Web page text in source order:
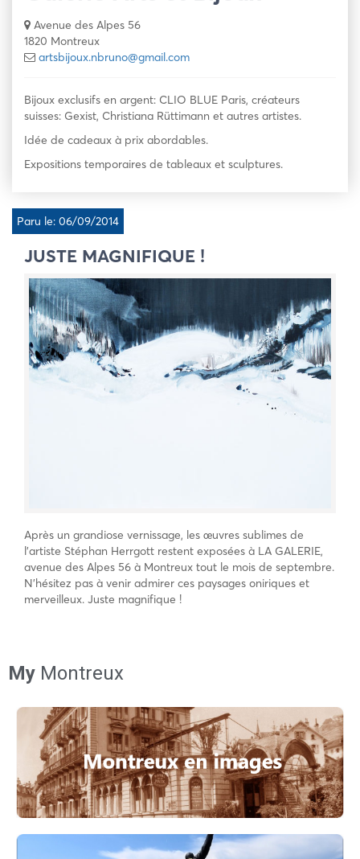
Avenue des Alpes 56
1820 Montreux
artsbijoux.nbruno@gmail.com
Bijoux exclusifs en argent: CLIO BLUE Paris, créateurs
suisses: Gexist, Christiana Rüttimann et autres artistes.
Idée de cadeaux à prix abordables.
Expositions temporaires de tableaux et sculptures.
Paru le: 06/09/2014
JUSTE MAGNIFIQUE !
Après un grandiose vernissage, les œuvres sublimes de
l’artiste Stéphan Herrgott restent exposées à LA GALERIE,
avenue des Alpes 56 à Montreux tout le mois de septembre.
N’hésitez pas à venir admirer ces paysages oniriques et
merveilleux. Juste magnifique !
My Montreux